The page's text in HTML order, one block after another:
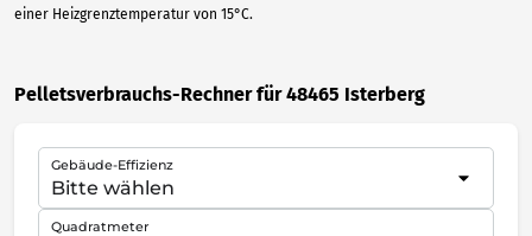
einer Heizgrenztemperatur von 15°C.
Pelletsverbrauchs-Rechner für 48465 Isterberg
Gebäude-Effizienz
Quadratmeter